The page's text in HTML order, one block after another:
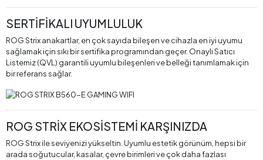
SERTİFİKALI UYUMLULUK
ROG Strix anakartlar, en çok sayıda bileşen ve cihazla en iyi uyumu
sağlamak için sıkı bir sertifika programından geçer. Onaylı Satıcı
Listemiz (QVL) garantili uyumlu bileşenleri ve belleği tanımlamak için
bir referans sağlar.
ROG STRİX EKOSİSTEMİ KARŞINIZDA
ROG Strix ile seviyenizi yükseltin. Uyumlu estetik görünüm, hepsi bir
arada soğutucular, kasalar, çevre birimleri ve çok daha fazlası